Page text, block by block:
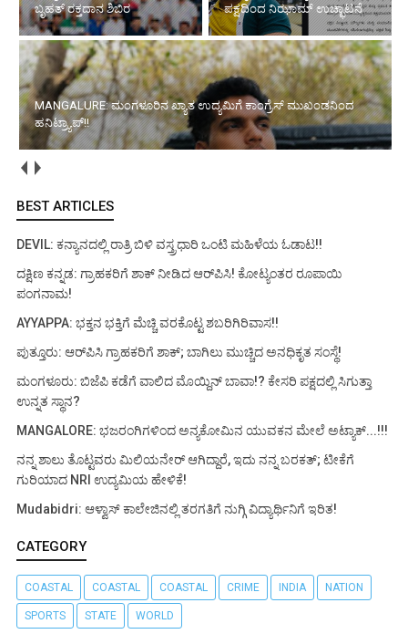
ಬೃಹತ್ ರಕ್ತದಾನ ಶಿಬಿರ
ಪಕ್ಷದಿಂದ ನಿಝಾಮ್ ಉಚ್ಛಾಟನೆ
MANGALURE: ಮಂಗಳೂರಿನ ಖ್ಯಾತ ಉದ್ಯಮಿಗೆ ಕಾಂಗ್ರೆಸ್ ಮುಖಂಡನಿಂದ
ಹನಿಟ್ರ್ಯಾಪ್!!
BEST ARTICLES
DEVIL: ಕನ್ಯಾನದಲ್ಲಿ ರಾತ್ರಿ ಬಿಳಿ ವಸ್ತ್ರಧಾರಿ ಒಂಟಿ ಮಹಿಳೆಯ ಓಡಾಟ!!
ದಕ್ಷಿಣ ಕನ್ನಡ: ಗ್ರಾಹಕರಿಗೆ ಶಾಕ್ ನೀಡಿದ ಆರ್‌ಪಿಸಿ! ಕೋಟ್ಯಂತರ ರೂಪಾಯಿ
ಪಂಗನಾಮ!
AYYAPPA: ಭಕ್ತನ ಭಕ್ತಿಗೆ ಮೆಚ್ಚಿ ವರಕೊಟ್ಟ ಶಬರಿಗಿರಿವಾಸ!!
ಪುತ್ತೂರು: ಆರ್‌ಪಿಸಿ ಗ್ರಾಹಕರಿಗೆ ಶಾಕ್; ಬಾಗಿಲು ಮುಚ್ಚಿದ ಅನಧಿಕೃತ ಸಂಸ್ಥೆ!
ಮಂಗಳೂರು: ಬಿಜೆಪಿ ಕಡೆಗೆ ವಾಲಿದ ಮೊಯ್ದಿನ್ ಬಾವಾ!? ಕೇಸರಿ ಪಕ್ಷದಲ್ಲಿ ಸಿಗುತ್ತಾ
ಉನ್ನತ ಸ್ಥಾನ?
MANGALORE: ಭಜರಂಗಿಗಳಿಂದ ಅನ್ಯಕೋಮಿನ ಯುವಕನ ಮೇಲೆ ಅಟ್ಯಾಕ್...!!!
ನನ್ನ ಶಾಲು ತೊಟ್ಟವರು ಮಿಲಿಯನೇರ್ ಆಗಿದ್ದಾರೆ, ಇದು ನನ್ನ ಬರಕತ್; ಟೀಕೆಗೆ
ಗುರಿಯಾದ NRI ಉದ್ಯಮಿಯ ಹೇಳಿಕೆ!
Mudabidri: ಆಳ್ವಾಸ್ ಕಾಲೇಜಿನಲ್ಲಿ ತರಗತಿಗೆ ನುಗ್ಗಿ ವಿದ್ಯಾರ್ಥಿನಿಗೆ ಇರಿತ!
CATEGORY
COASTAL COASTAL COASTAL CRIME INDIA NATION
SPORTS STATE WORLD